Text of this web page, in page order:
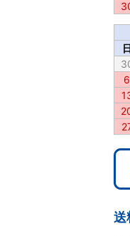
日
6
送